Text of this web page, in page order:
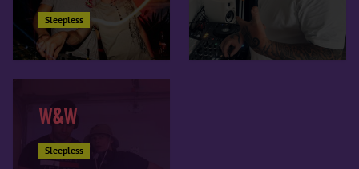
Sleepless
W&W
Sleepless